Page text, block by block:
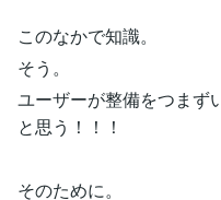
このなかで知識。
そう。
ユーザーが整備をつまず
と思う！！！
そのために。